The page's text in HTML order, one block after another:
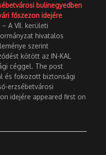
bulinegyedben
főszezon idejére
– A VII. kerületi
hivatalos
szerint
kötött az IN-KAL
céggel. The post
és fokozott biztonsági
erzsébetvárosi
idejére appeared first on